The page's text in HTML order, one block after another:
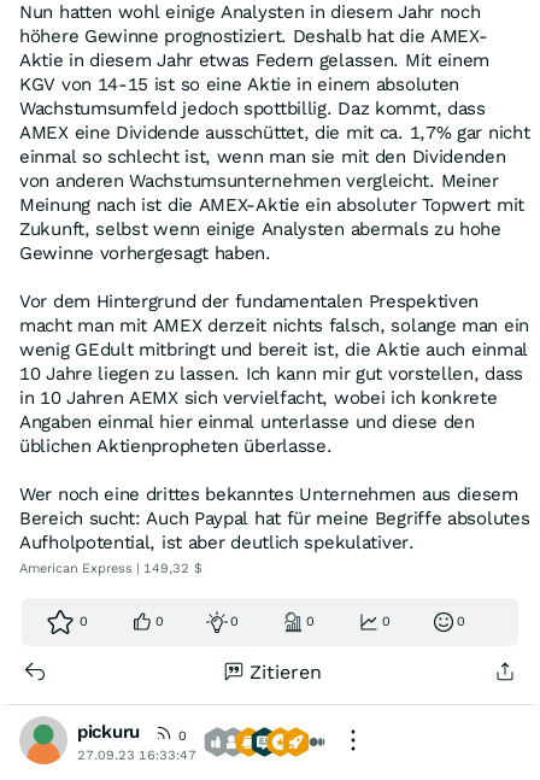
Nun hatten wohl einige Analysten in diesem Jahr noch
höhere Gewinne prognostiziert. Deshalb hat die AMEX-
Aktie in diesem Jahr etwas Federn gelassen. Mit einem
KGV von 14-15 ist so eine Aktie in einem absoluten
Wachstumsumfeld jedoch spottbillig. Daz kommt, dass
AMEX eine Dividende ausschüttet, die mit ca. 1,7% gar nicht
einmal so schlecht ist, wenn man sie mit den Dividenden
von anderen Wachstumsunternehmen vergleicht. Meiner
Meinung nach ist die AMEX-Aktie ein absoluter Topwert mit
Zukunft, selbst wenn einige Analysten abermals zu hohe
Gewinne vorhergesagt haben.
Vor dem Hintergrund der fundamentalen Prespektiven
macht man mit AMEX derzeit nichts falsch, solange man ein
wenig GEdult mitbringt und bereit ist, die Aktie auch einmal
10 Jahre liegen zu lassen. Ich kann mir gut vorstellen, dass
in 10 Jahren AEMX sich vervielfacht, wobei ich konkrete
Angaben einmal hier einmal unterlasse und diese den
üblichen Aktienpropheten überlasse.
Wer noch eine drittes bekanntes Unternehmen aus diesem
Bereich sucht: Auch Paypal hat für meine Begriffe absolutes
Aufholpotential, ist aber deutlich spekulativer.
American Express | 149,32 $
0 0 0 0 0 0
Zitieren
pickuru
0
27.09.23 16:33:47